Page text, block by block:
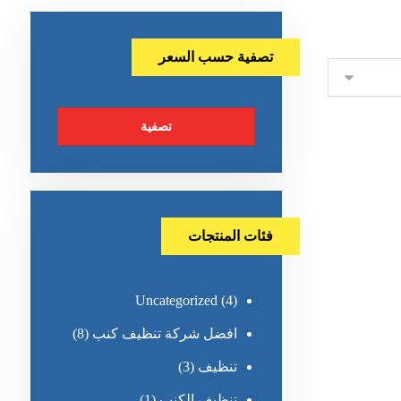
تصفية حسب السعر
تصفية
فئات المنتجات
Uncategorized (4)
افضل شركة تنظيف كنب (8)
تنظيف (3)